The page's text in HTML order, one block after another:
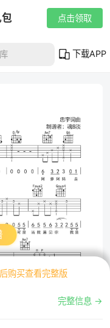
点击领取
下载APP
购买查看完整版
完整信息 →